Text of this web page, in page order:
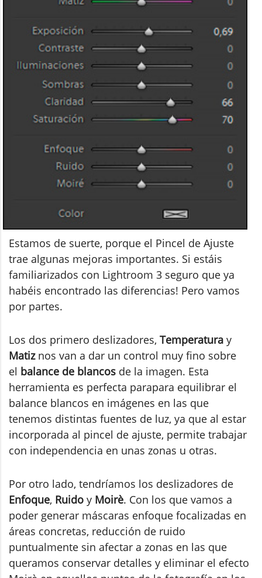
Estamos de suerte, porque el Pincel de Ajuste
trae algunas mejoras importantes. Si estáis
familiarizados con Lightroom 3 seguro que ya
habéis encontrado las diferencias! Pero vamos
por partes.
Los dos primero deslizadores, Temperatura y
Matiznos van a dar un control muy fino sobre
el balance de blancos de la imagen. Esta
herramienta es perfecta parapara equilibrar el
balance blancos en imágenes en las que
tenemos distintas fuentes de luz, ya que al estar
incorporada al pincel de ajuste, permite trabajar
con independencia en unas zonas u otras.
Por otro lado, tendríamos los deslizadores de
Enfoque, Ruido y Moirè. Con los que vamos a
poder generar máscaras enfoque focalizadas en
áreas concretas, reducción de ruido
puntualmente sin afectar a zonas en las que
queramos conservar detalles y eliminar el efecto